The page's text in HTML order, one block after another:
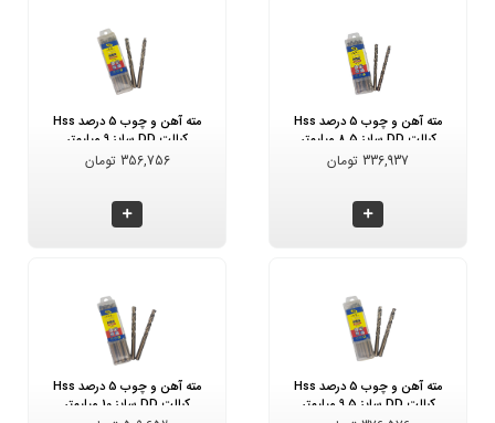
مته آهن و چوب 5 درصد Hss
کبالت DD سایز 8.5 میلیمتر
336,937 تومان
مته آهن و چوب 5 درصد Hss
کبالت DD سایز 9 میلیمتر
356,756 تومان
مته آهن و چوب 5 درصد Hss
کبالت DD سایز 9.5 میلیمتر
مته آهن و چوب 5 درصد Hss
کبالت DD سایز 10 میلیمتر